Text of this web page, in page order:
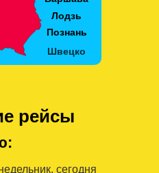
рейсы
сегодня